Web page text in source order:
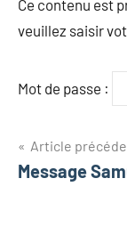
Ce contenu est
veuillez saisir
Mot de passe :
de
Article
Message